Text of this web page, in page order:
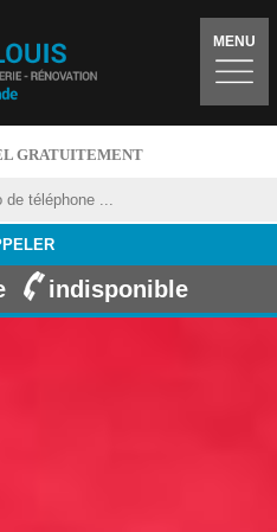
MENU
GRATUITEMENT
indisponible